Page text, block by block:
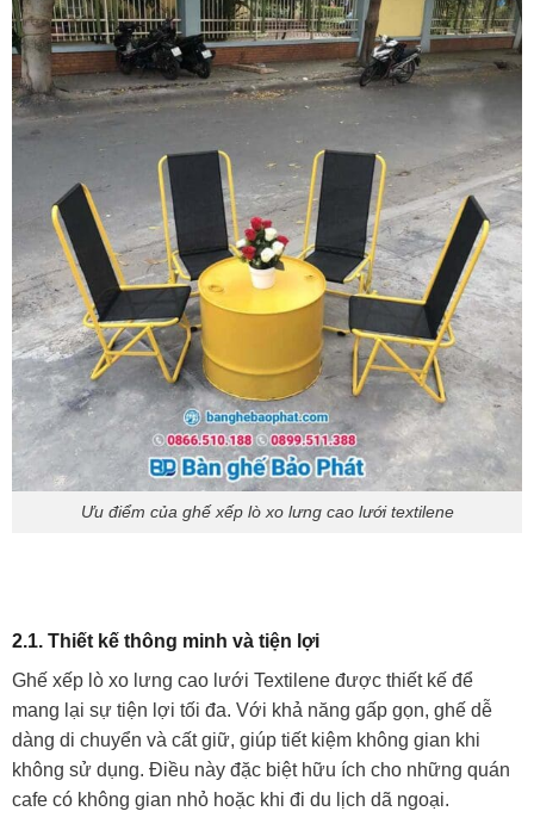
Ưu điểm của ghế xếp lò xo lưng cao lưới textilene
2.1. Thiết kế thông minh và tiện lợi
Ghế xếp lò xo lưng cao lưới Textilene được thiết kế để
mang lại sự tiện lợi tối đa. Với khả năng gấp gọn, ghế dễ
dàng di chuyển và cất giữ, giúp tiết kiệm không gian khi
không sử dụng. Điều này đặc biệt hữu ích cho những quán
cafe có không gian nhỏ hoặc khi đi du lịch dã ngoại.